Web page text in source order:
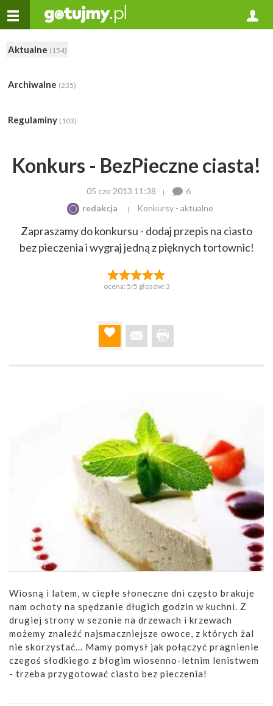
Aktualne (154)
Archiwalne (235)
Regulaminy (103)
Konkurs - BezPieczne ciasta!
05 cze 2013 11:38
6
redakcja
Konkursy - aktualne
Zapraszamy do konkursu - dodaj przepis na ciasto
bez pieczenia i wygraj jedną z pięknych tortownic!
ocena: 5/5 głosów: 3
Wiosną i latem, w ciepłe słoneczne dni często brakuje
nam ochoty na spędzanie długich godzin w kuchni. Z
drugiej strony w sezonie na drzewach i krzewach
możemy znaleźć najsmaczniejsze owoce, z których żal
nie skorzystać... Mamy pomysł jak połączyć pragnienie
czegoś słodkiego z błogim wiosenno-letnim lenistwem
- trzeba przygotować ciasto bez pieczenia!